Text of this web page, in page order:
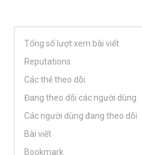
Tổng số lượt xem bài viết
Reputations
Các thẻ theo dõi
Đang theo dõi các người dùng
Các người dùng đang theo dõi
Bài viết
Bookmark